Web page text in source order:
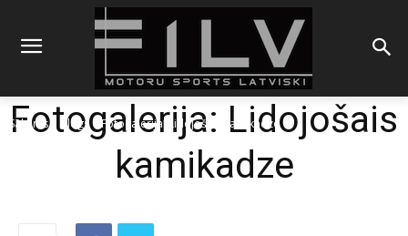
Sākums Blogs Fotogalerija: Lidojošais kamikadze
Fotogalerija: Lidojošais
kamikadze